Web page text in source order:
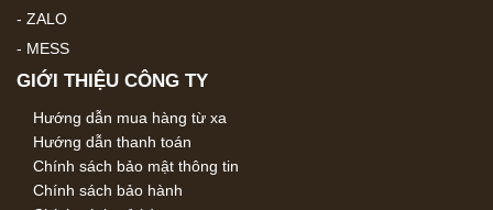
- ZALO
- MESS
GIỚI THIỆU CÔNG TY
Hướng dẫn mua hàng từ xa
Hướng dẫn thanh toán
Chính sách bảo mật thông tin
Chính sách bảo hành